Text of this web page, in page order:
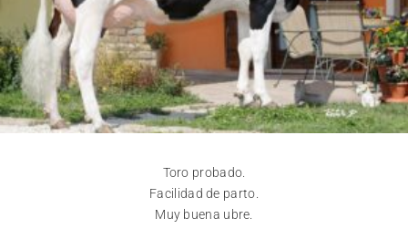
Toro probado.
Facilidad de parto.
Muy buena ubre.